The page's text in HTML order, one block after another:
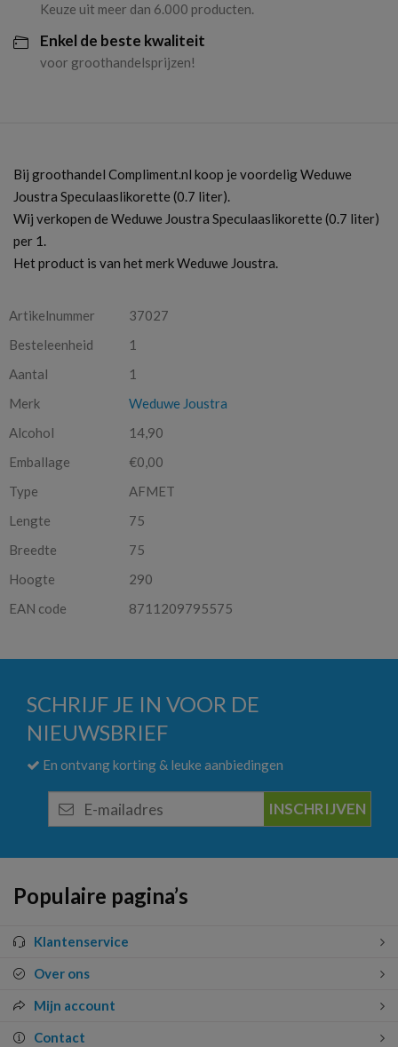
Keuze uit meer dan 6.000 producten.
Enkel de beste kwaliteit
voor groothandelsprijzen!
Bij groothandel Compliment.nl koop je voordelig Weduwe
Joustra Speculaaslikorette (0.7 liter).
Wij verkopen de Weduwe Joustra Speculaaslikorette (0.7 liter)
per 1.
Het product is van het merk Weduwe Joustra.
Artikelnummer
37027
Besteleenheid
1
Aantal
1
Merk
Weduwe Joustra
Alcohol
14,90
Emballage
€0,00
Type
AFMET
Lengte
75
Breedte
75
Hoogte
290
EAN code
8711209795575
SCHRIJF JE IN VOOR DE
NIEUWSBRIEF
En ontvang korting & leuke aanbiedingen
mailadres
Populaire pagina’s
Klantenservice
Over ons
Mijn account
Contact